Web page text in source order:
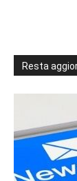
Resta